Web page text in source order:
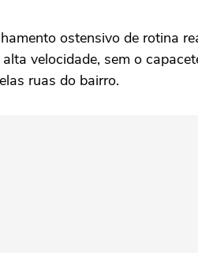
ostensivo de rotina
velocidade, sem o
ruas do bairro.